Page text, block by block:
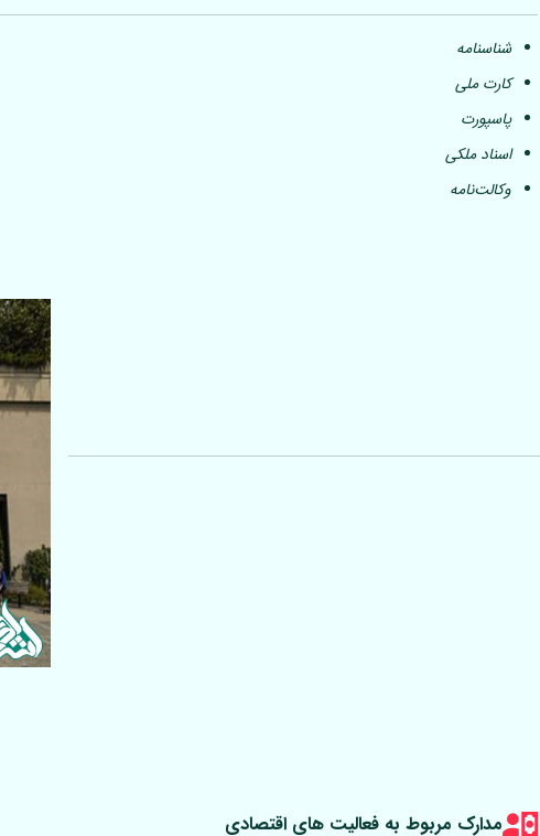
شناسنامه
کارت ملی
پاسپورت
اسناد ملکی
وکالت‌نامه
مدارک مربوط به فعالیت های اقتصادی